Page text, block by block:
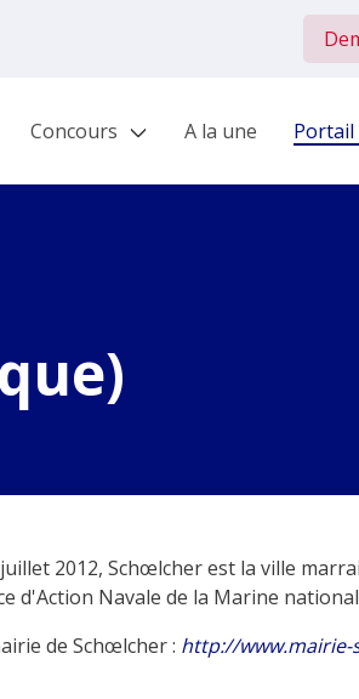
Concours A la une Portail
2012, Schœlcher est la ville
d'Action Navale de la Marine
de Schœlcher : http://www.mairie-